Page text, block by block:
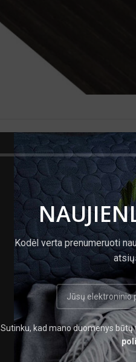
Kodėl verta prenumeruoti
Sutinku, kad mano duomenys
Medžiaga
Mato vnt.
Matmenys, mm
Prekės ženklas
Tinkama plokštėms